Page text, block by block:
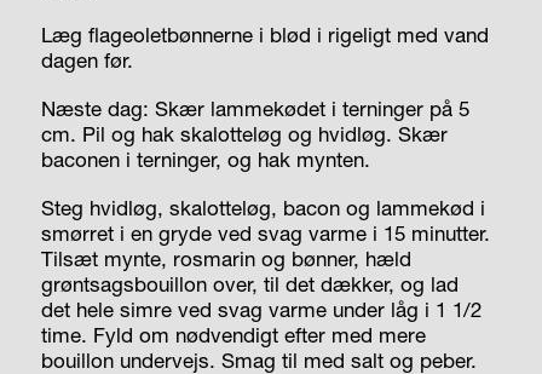
Læg flageoletbønnerne i blød i rigeligt med vand
dagen før.
Næste dag: Skær lammekødet i terninger på 5
cm. Pil og hak skalotteløg og hvidløg. Skær
baconen i terninger, og hak mynten.
Steg hvidløg, skalotteløg, bacon og lammekød i
smørret i en gryde ved svag varme i 15 minutter.
Tilsæt mynte, rosmarin og bønner, hæld
grøntsagsbouillon over, til det dækker, og lad
det hele simre ved svag varme under låg i 1 1/2
time. Fyld om nødvendigt efter med mere
bouillon undervejs. Smag til med salt og peber.